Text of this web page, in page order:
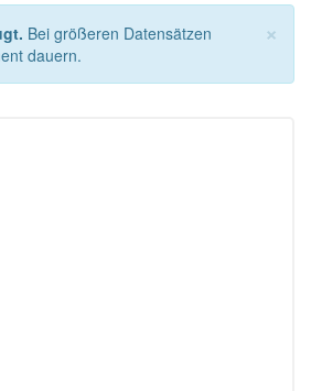
×
Bei größeren Datensätzen
dauern.